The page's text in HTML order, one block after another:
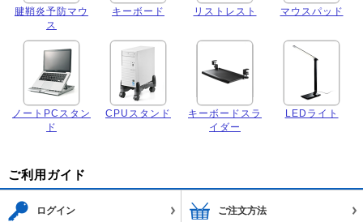
腱鞘炎予防マウ
ス
キーボード リストレスト マウスパッド
ノートPCスタン
ド
CPUスタンド
キーボードスラ
イダー
LEDライト
ご利用ガイド
ログイン ご注文方法